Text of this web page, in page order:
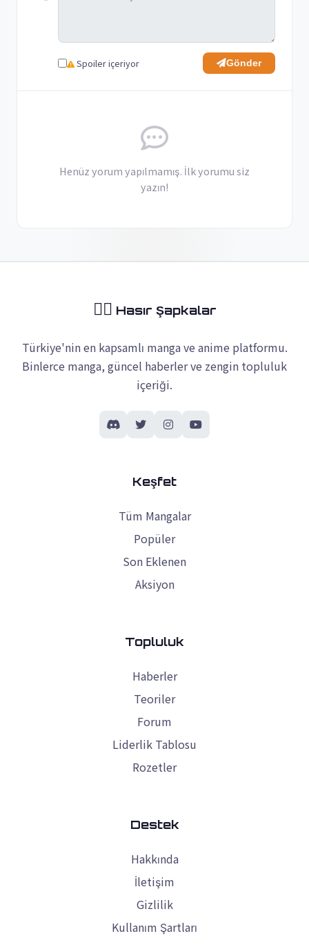
Spoiler içeriyor Gönder
Henüz yorum yapılmamış. İlk yorumu siz
yazın!
🏴‍☠️ Hasır Şapkalar
Türkiye'nin en kapsamlı manga ve anime platformu.
Binlerce manga, güncel haberler ve zengin topluluk
içeriği.
Keşfet
Tüm Mangalar
Popüler
Son Eklenen
Aksiyon
Topluluk
Haberler
Teoriler
Forum
Liderlik Tablosu
Rozetler
Destek
Hakkında
İletişim
Gizlilik
Kullanım Şartları